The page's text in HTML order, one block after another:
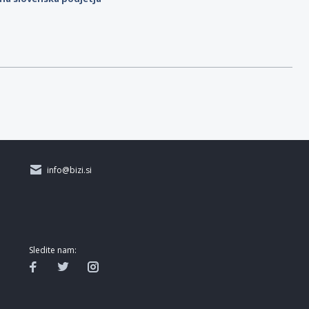
info@bizi.si
Sledite nam: